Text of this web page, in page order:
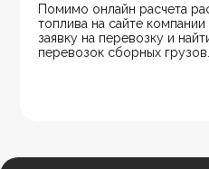
Помимо онлайн расчета
топлива на сайте
заявку на перевозку и
перевозок сборных грузов.